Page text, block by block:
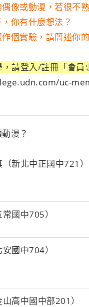
像或動漫，若很不
你有什麼想法？
個實驗，請簡述你
請登入/註冊「會員
uc-
漫？
新北中正國中721）
國中705）
國中704）
高中國中部201）